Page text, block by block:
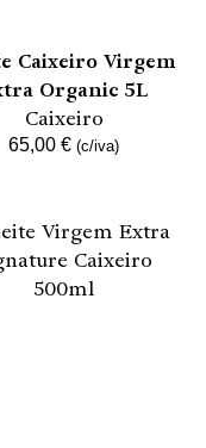
Caixeiro Virgem
Organic 5L
Caixeiro
65,00€ (c/iva)